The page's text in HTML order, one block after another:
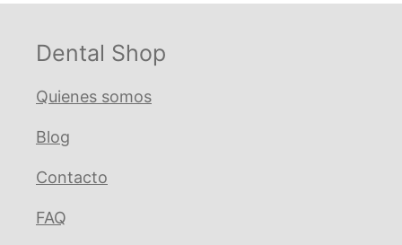
Dental Shop
Quienes somos
Blog
Contacto
FAQ